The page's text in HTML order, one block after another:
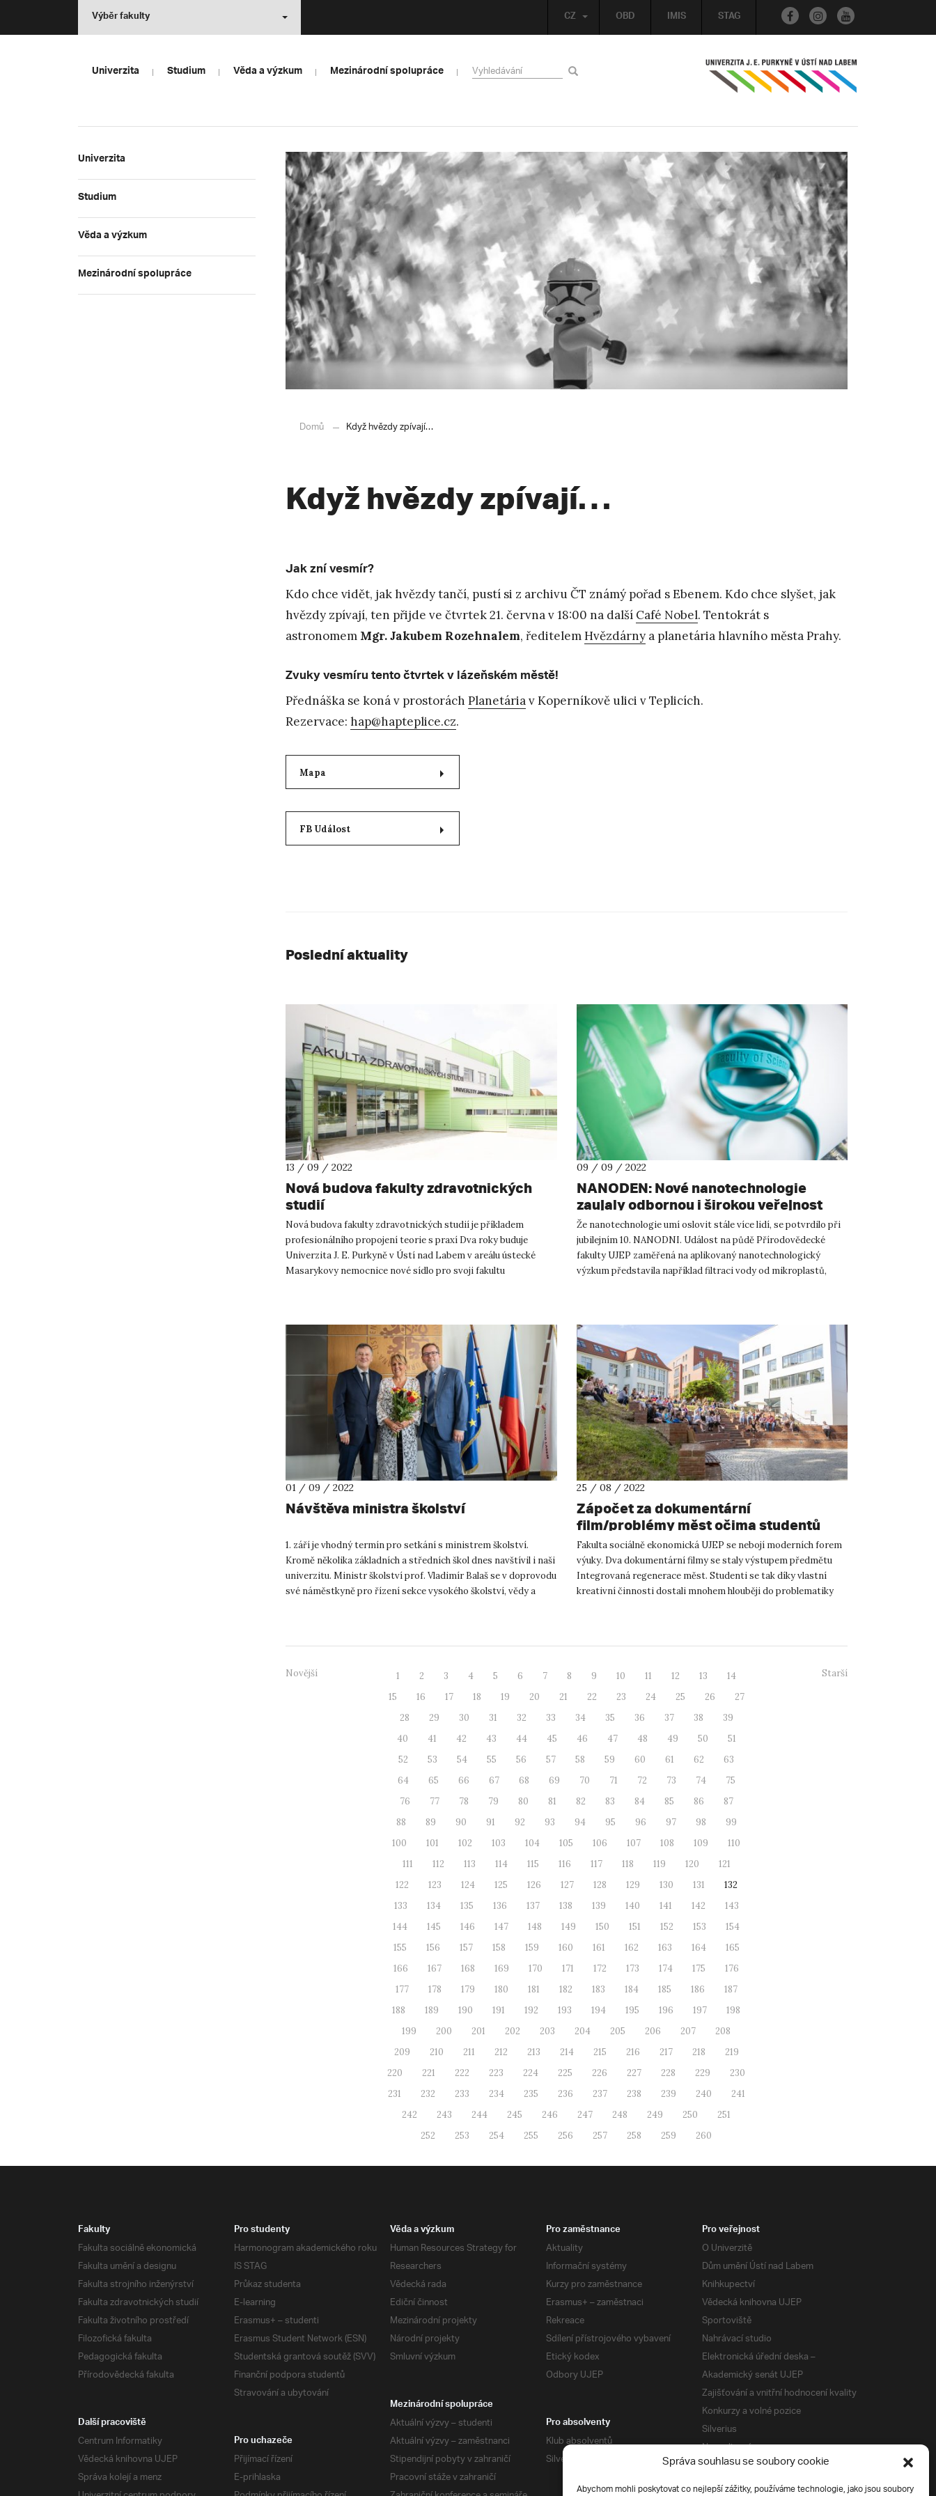
Správa souhlasu se soubory cookie
Abychom mohli poskytovat co nejlepší zážitky, používáme technologie, jako jsou soubory
OBD IMIS STAG
CZ
Výběr fakulty
Univerzita Studium Věda a výzkum Mezinárodní spolupráce
Univerzita
Studium
Věda a výzkum
Mezinárodní spolupráce
Domů Když hvězdy zpívají…
Když hvězdy zpívají…
Jak zní vesmír?
Kdo chce vidět, jak hvězdy tančí, pustí si z archivu ČT známý pořad s Ebenem. Kdo chce slyšet, jak
hvězdy zpívají, ten přijde ve čtvrtek 21. června v 18:00 na další Café Nobel. Tentokrát s
astronomem Mgr. Jakubem Rozehnalem, ředitelemHvězdárny a planetária hlavního města Prahy.
Zvuky vesmíru tento čtvrtek v lázeňském městě!
Přednáška se koná v prostorách Planetáriav Koperníkově ulici v Teplicích.
Rezervace: hap@hapteplice.cz.
Mapa
FB Událost
Poslední aktuality
13 / 09 / 2022
Nová budova fakulty zdravotnických
studií
Nová budova fakulty zdravotnických studií je příkladem
profesionálního propojení teorie s praxí Dva roky buduje
Univerzita J. E. Purkyně v Ústí nad Labem v areálu ústecké
Masarykovy nemocnice nové sídlo pro svoji fakultu
09 / 09 / 2022
NANODEN: Nové nanotechnologie
zaujaly odbornou i širokou veřejnost
Že nanotechnologie umí oslovit stále více lidí, se potvrdilo při
jubilejním 10. NANODNI. Událost na půdě Přírodovědecké
fakulty UJEP zaměřená na aplikovaný nanotechnologický
výzkum představila například filtraci vody od mikroplastů,
01 / 09 / 2022
Návštěva ministra školství
1. září je vhodný termín pro setkání s ministrem školství.
Kromě několika základních a středních škol dnes navštívil i naši
univerzitu. Ministr školství prof. Vladimír Balaš se v doprovodu
své náměstkyně pro řízení sekce vysokého školství, vědy a
25 / 08 / 2022
Zápočet za dokumentární
film/problémy měst očima studentů
Fakulta sociálně ekonomická UJEP se nebojí moderních forem
výuky. Dva dokumentární filmy se staly výstupem předmětu
Integrovaná regenerace měst. Studenti se tak díky vlastní
kreativní činnosti dostali mnohem hlouběji do problematiky
Novější 1 2 3 4 5 6 7 8 9 10 11 12 13
14
15
16 17 18 19 20 21 22 23 24 25 26
27
28
29 30 31 32 33 34 35 36 37 38
39
40
41 42 43 44 45 46 47 48 49 50
51
52
53 54 55 56 57 58 59 60 61 62
63
64
65 66 67 68 69 70 71 72 73 74
75
76
77 78 79 80 81 82 83 84 85 86
87
88
89 90 91 92 93 94 95 96 97 98
99
100
101 102 103 104 105 106 107 108 109
110
111
112 113 114 115 116 117 118 119 120
121
122
123 124 125 126 127 128 129 130 131
132
133
134 135 136 137 138 139 140 141 142
143
144
145 146 147 148 149 150 151 152 153
154
155
156 157 158 159 160 161 162 163 164
165
166
167 168 169 170 171 172 173 174 175
176
177
178 179 180 181 182 183 184 185 186
187
188
189 190 191 192 193 194 195 196 197
198
199
200 201 202 203 204 205 206 207
208
209
210 211 212 213 214 215 216 217 218
219
220
221 222 223 224 225 226 227 228 229
230
231
232 233 234 235 236 237 238 239 240
241
242
243 244 245 246 247 248 249 250
251
252
253 254 255 256 257 258 259 260
Starší
Fakulty
Fakulta sociálně ekonomická
Fakulta umění a designu
Fakulta strojního inženýrství
Fakulta zdravotnických studií
Fakulta životního prostředí
Filozofická fakulta
Pedagogická fakulta
Přírodovědecká fakulta
Pro studenty
Harmonogram akademického roku
IS STAG
Průkaz studenta
E-learning
Erasmus+ – studenti
Erasmus Student Network (ESN)
Studentská grantová soutěž (SVV)
Finanční podpora studentů
Stravování a ubytování
Věda a výzkum
Human Resources Strategy for
Researchers
Vědecká rada
Ediční činnost
Mezinárodní projekty
Národní projekty
Smluvní výzkum
Pro zaměstnance
Aktuality
Informační systémy
Kurzy pro zaměstnance
Erasmus+ – zaměstnaci
Rekreace
Sdílení přístrojového vybavení
Etický kodex
Odbory UJEP
Pro veřejnost
O Univerzitě
Dům umění Ústí nad Labem
Knihkupectví
Vědecká knihovna UJEP
Sportoviště
Nahrávací studio
Elektronická úřední deska –
Akademický senát UJEP
Zajišťování a vnitřní hodnocení kvality
Konkurzy a volné pozice
Silverius
Napsali o nás
Tiskové zprávy
Mezinárodní spolupráce
Aktuální výzvy – studenti
Aktuální výzvy – zaměstnanci
Stipendijní pobyty v zahraničí
Pracovní stáže v zahraničí
Další pracoviště
Centrum Informatiky
Vědecká knihovna UJEP
Správa kolejí a menz
Pro absolventy
Klub absolventů
Silverius
Pro uchazeče
Přijímací řízení
E-prihlaska